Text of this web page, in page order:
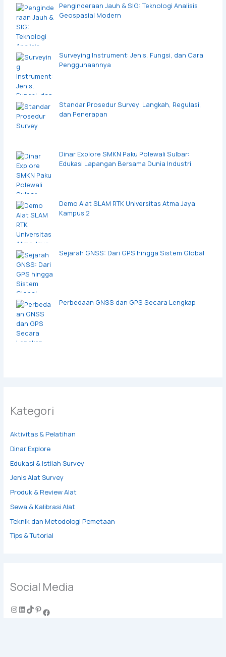
Penginderaan Jauh & SIG: Teknologi Analisis
Geospasial Modern
Surveying Instrument: Jenis, Fungsi, dan Cara
Penggunaannya
Standar Prosedur Survey: Langkah, Regulasi,
dan Penerapan
Dinar Explore SMKN Paku Polewali Sulbar:
Edukasi Lapangan Bersama Dunia Industri
Demo Alat SLAM RTK Universitas Atma Jaya
Kampus 2
Sejarah GNSS: Dari GPS hingga Sistem Global
Perbedaan GNSS dan GPS Secara Lengkap
Kategori
Aktivitas & Pelatihan
Dinar Explore
Edukasi & Istilah Survey
Jenis Alat Survey
Produk & Review Alat
Sewa & Kalibrasi Alat
Teknik dan Metodologi Pemetaan
Tips & Tutorial
Social Media